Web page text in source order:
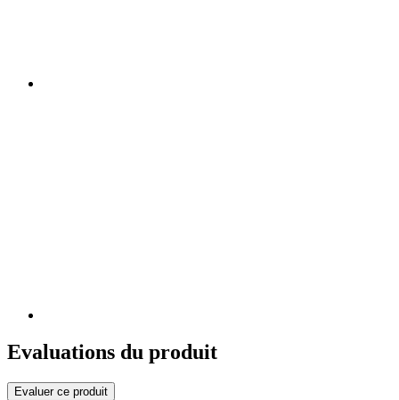
Evaluations du produit
Evaluer ce produit